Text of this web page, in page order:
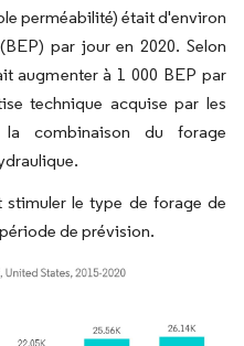
perméabilité) était d'environ
par jour en 2020. Selon
augmenter à 1 000 BEP par
technique acquise par les
la combinaison du forage
stimuler le type de forage de
de prévision.